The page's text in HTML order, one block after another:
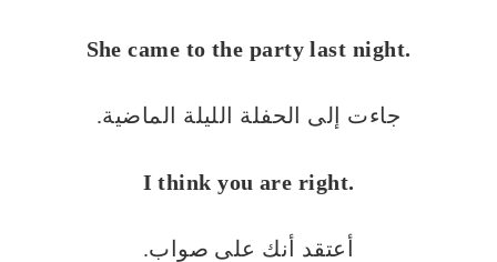
She came to the party last night.
جاءت إلى الحفلة الليلة الماضية.
I think you are right.
أعتقد أنك على صواب.